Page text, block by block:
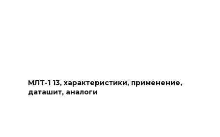
МЛТ-1 13, характеристики, применение,
даташит, аналоги